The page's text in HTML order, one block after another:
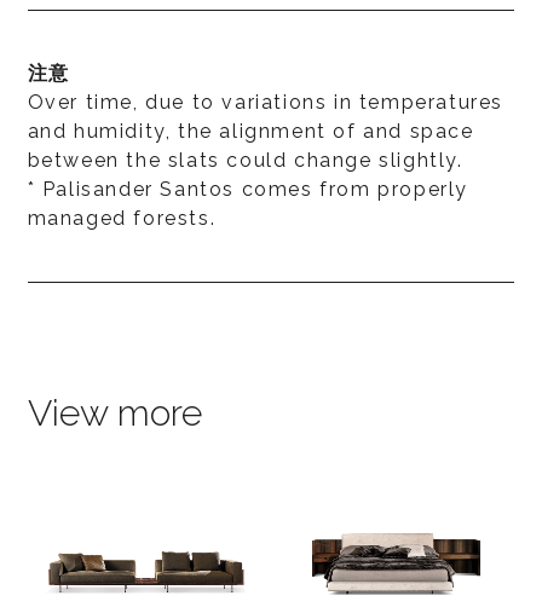
注意
Over time, due to variations in temperatures
and humidity, the alignment of and space
between the slats could change slightly.
* Palisander Santos comes from properly
managed forests.
View more